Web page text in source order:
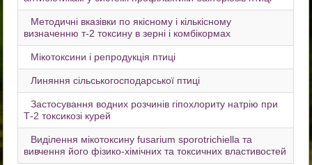
Методичні вказівки по якісному і кількісному
визначенню т-2 токсину в зерні і комбікормах
Мікотоксини і репродукція птиці
Линяння сільськогосподарської птиці
Застосування водних розчинів гіпохлориту натрію при
Т-2 токсикозі курей
Виділення мікотоксину fusarium sporotrichiella та
вивчення його фізико-хімічних та токсичних властивостей